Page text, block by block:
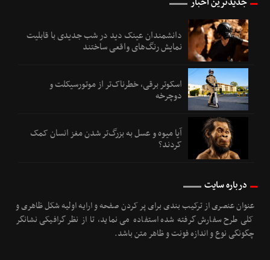
دانشمندان عینک دید در شب جدیدی با قابلیت
نمایش رنگ‌های واقعی ساختند
اسکوتر برقی، خطرناک‌تر از موتورسیکلت و
دوچرخه
آیا میوه و عسل به بزرگ‌تر شدن مغز انسان کمک
کردند؟
درباره سایت
عنوان عنصری از ترکیب بندی برای پر کردن صفحه و ارایه اولیه شکل ظاهری و
کلی طرح سفارش گرفته شده استفاده می نماید، تا از نظر گرافیکی نشانگر
چگونگی نوع و اندازه فونت و ظاهر متن باشد.